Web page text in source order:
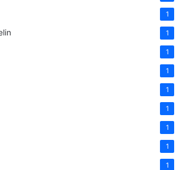
1
1
1
1
1
1
1
1
1